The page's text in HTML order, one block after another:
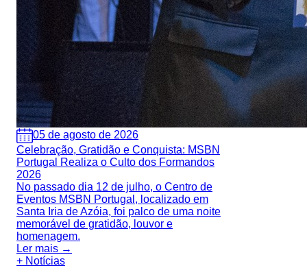
05 de agosto de 2026
Celebração, Gratidão e Conquista: MSBN
Portugal Realiza o Culto dos Formandos
2026
No passado dia 12 de julho, o Centro de
Eventos MSBN Portugal, localizado em
Santa Iria de Azóia, foi palco de uma noite
memorável de gratidão, louvor e
homenagem.
Ler mais →
+ Notícias